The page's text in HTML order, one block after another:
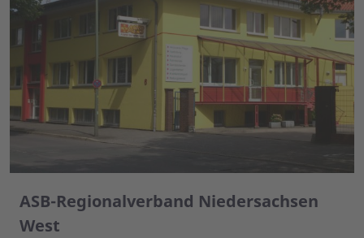
ASB-Regionalverband Niedersachsen
West